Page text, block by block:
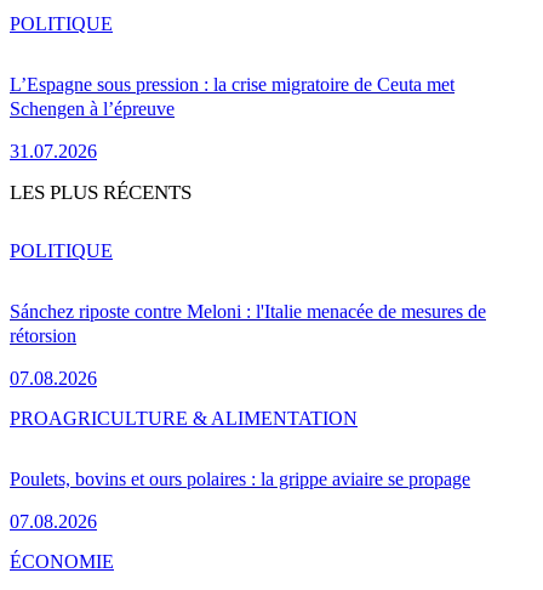
L’Espagne sous pression : la crise migratoire de Ceuta met
Schengen à l’épreuve
31.07.2026
POLITIQUE
LES PLUS RÉCENTS
Sánchez riposte contre Meloni : l'Italie menacée de mesures de
rétorsion
07.08.2026
POLITIQUE
Poulets, bovins et ours polaires : la grippe aviaire se propage
07.08.2026
PROAGRICULTURE & ALIMENTATION
ÉCONOMIE